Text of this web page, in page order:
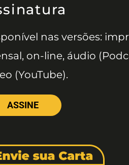
nas versões:
on-line, áudio
(YouTube).
ASSINE